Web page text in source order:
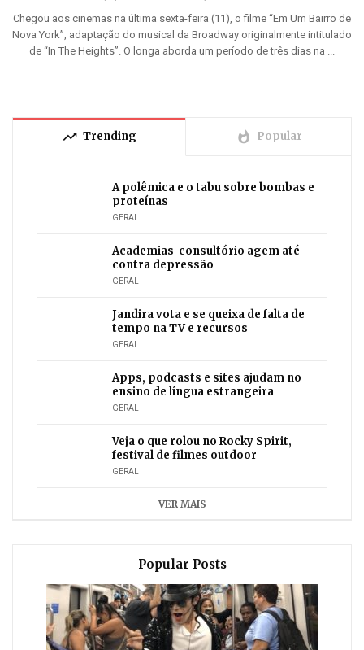
Chegou aos cinemas na última sexta-feira (11), o filme “Em Um Bairro de
Nova York”, adaptação do musical da Broadway originalmente intitulado
de “In The Heights”. O longa aborda um período de três dias na ...
trending_up Trending whatshot Popular
A polêmica e o tabu sobre bombas e
proteínas
GERAL
Academias-consultório agem até
contra depressão
GERAL
Jandira vota e se queixa de falta de
tempo na TV e recursos
GERAL
Apps, podcasts e sites ajudam no
ensino de língua estrangeira
GERAL
Veja o que rolou no Rocky Spirit,
festival de filmes outdoor
GERAL
VER MAIS
Popular Posts